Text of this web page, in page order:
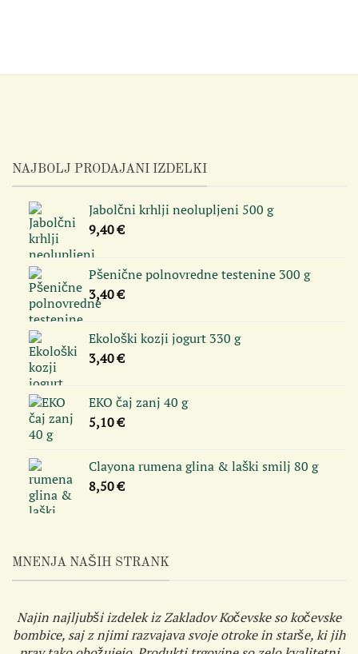
MNENJA NAŠIH STRANK
Najin najljubši izdelek iz Zakladov Kočevske so kočevske
bombice, saj z njimi razvajava svoje otroke in starše, ki jih
NAJBOLJ PRODAJANI IZDELKI
Jabolčni krhlji neolupljeni 500 g
9,40€
Pšenične polnovredne testenine 300 g
3,40€
Ekološki kozji jogurt 330 g
3,40€
EKO čaj zanj 40 g
5,10€
Clayona rumena glina & laški smilj 80 g
8,50€